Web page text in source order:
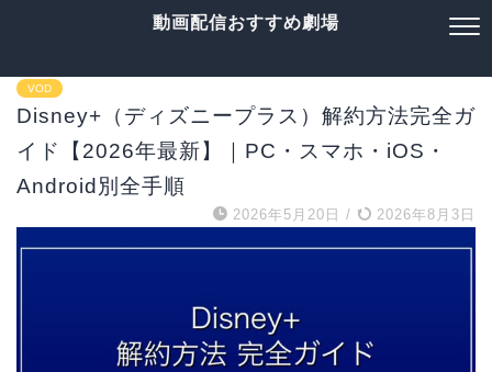
動画配信おすすめ劇場
VOD
Disney+（ディズニープラス）解約方法完全ガ
イド【2026年最新】｜PC・スマホ・iOS・
Android別全手順
2026年5月20日 / 2026年8月3日